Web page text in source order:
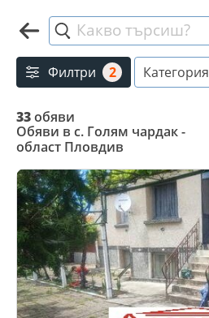
Какво търсиш?
Филтри 2 Категория
33обяви
Обяви в с. Голям чардак -
област Пловдив